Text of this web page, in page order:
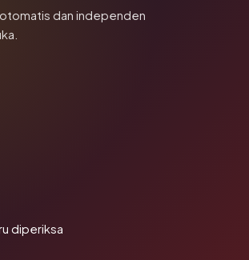
dan independen
diperiksa